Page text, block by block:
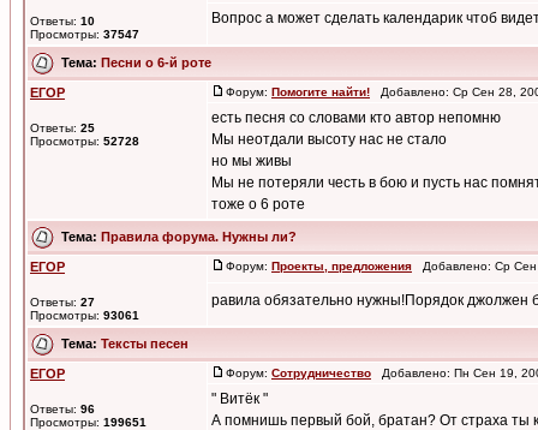
Ответы: 10
Просмотры: 37547
Вопрос а может сделать календарик чтоб
Тема: Песни о 6-й роте
ЕГОР
Ответы: 25
Просмотры: 52728
Форум: Помогите найти! Добавлено: Ср Сен 28,
есть песня со словами кто автор непомню
Мы неотдали высоту нас не стало
но мы живы
Мы не потеряли честь в бою и пусть нас
тоже о 6 роте
Тема: Правила форума. Нужны ли?
ЕГОР
Ответы: 27
Просмотры: 93061
Форум: Проекты, предложения Добавлено: Ср
равила обязательно нужны!Порядок джолжен
Тема: Тексты песен
ЕГОР
Ответы: 96
Просмотры: 199651
Форум: Сотрудничество Добавлено: Пн Сен 19,
" Витёк "
А помнишь первый бой, братан? От страха ты